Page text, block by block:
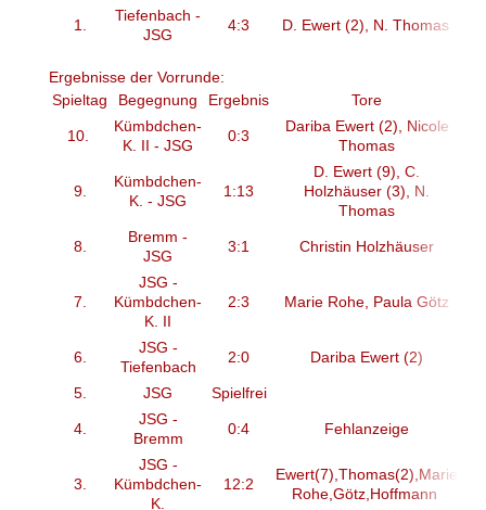
1.
Tiefenbach -
JSG
4:3 D. Ewert (2), N. Thomas
Ergebnisse der Vorrunde:
Spieltag
Begegnung Ergebnis Tore
10.
Kümbdchen-
K. II - JSG
0:3
Dariba Ewert (2), Nicole
Thomas
9.
Kümbdchen-
K. - JSG
1:13
D. Ewert (9), C.
Holzhäuser (3), N.
Thomas
8.
Bremm -
JSG
3:1 Christin Holzhäuser
7.
JSG -
Kümbdchen-
K. II
2:3 Marie Rohe, Paula Götz
6.
JSG -
Tiefenbach
2:0 Dariba Ewert (2)
5. JSG Spielfrei
4.
JSG -
Bremm
0:4 Fehlanzeige
3.
JSG -
Kümbdchen-
K.
12:2
Ewert(7),Thomas(2),Marie
Rohe,Götz,Hoffmann